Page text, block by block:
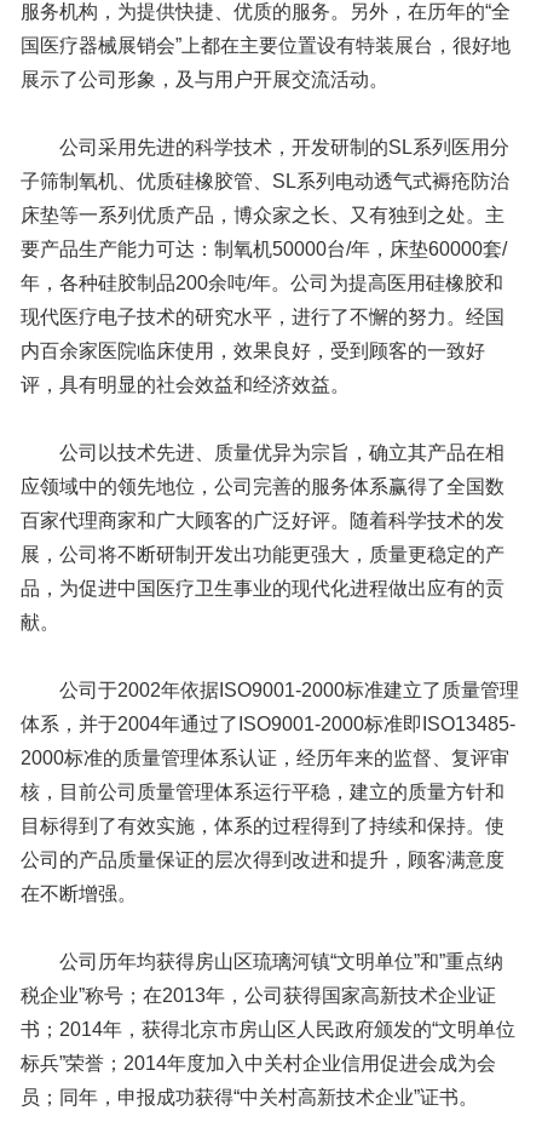
服务机构，为提供快捷、优质的服务。另外，在历年的“全
国医疗器械展销会”上都在主要位置设有特装展台，很好地
展示了公司形象，及与用户开展交流活动。
公司采用先进的科学技术，开发研制的SL系列医用分
子筛制氧机、优质硅橡胶管、SL系列电动透气式褥疮防治
床垫等一系列优质产品，博众家之长、又有独到之处。主
要产品生产能力可达：制氧机50000台/年，床垫60000套/
年，各种硅胶制品200余吨/年。公司为提高医用硅橡胶和
现代医疗电子技术的研究水平，进行了不懈的努力。经国
内百余家医院临床使用，效果良好，受到顾客的一致好
评，具有明显的社会效益和经济效益。
公司以技术先进、质量优异为宗旨，确立其产品在相
应领域中的领先地位，公司完善的服务体系赢得了全国数
百家代理商家和广大顾客的广泛好评。随着科学技术的发
展，公司将不断研制开发出功能更强大，质量更稳定的产
品，为促进中国医疗卫生事业的现代化进程做出应有的贡
献。
公司于2002年依据ISO9001-2000标准建立了质量管理
体系，并于2004年通过了ISO9001-2000标准即ISO13485-
2000标准的质量管理体系认证，经历年来的监督、复评审
核，目前公司质量管理体系运行平稳，建立的质量方针和
目标得到了有效实施，体系的过程得到了持续和保持。使
公司的产品质量保证的层次得到改进和提升，顾客满意度
在不断增强。
公司历年均获得房山区琉璃河镇“文明单位”和”重点纳
税企业”称号；在2013年，公司获得国家高新技术企业证
书；2014年，获得北京市房山区人民政府颁发的“文明单位
标兵”荣誉；2014年度加入中关村企业信用促进会成为会
员；同年，申报成功获得“中关村高新技术企业”证书。